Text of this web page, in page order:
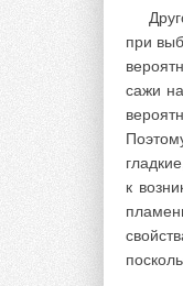
при
сажи
к
данных.